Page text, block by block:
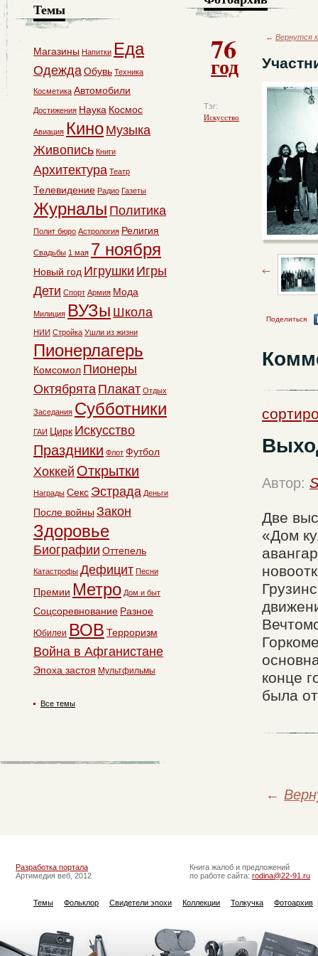
76
год
Тэг:
Искусство
← Вернутся
Поделиться
Автор:
Две
«Дом
конце
была
←
Темы
Магазины Напитки Еда
ОдеждаОбувь Техника
Косметика Автомобили
Достижения Наука Космос
Авиация Кино Музыка
Живопись Книги
Архитектура Театр
Телевидение Радио Газеты
Журналы Политика
Полит бюро Астрология Религия
Свадьбы 1 мая 7 ноября
Новый год Игрушки Игры
Дети Спорт Армия Мода
Милиция ВУЗы Школа
НИИ Стройка Ушли из жизни
Пионерлагерь
Комсомол Пионеры
Октябрята Плакат Отдых
Заседания Субботники
ГАИ Цирк Искусство
Праздники Флот Футбол
Хоккей Открытки
Награды Секс Эстрада Деньги
После войны Закон
Здоровье
Биографии Оттепель
Катастрофы Дефицит Песни
Премии Метро Дом и быт
Соцсоревнование Разное
Юбилеи ВОВ Терроризм
Война в Афганистане
Эпоха застоя Мультфильмы
Все темы
Разработка портала
Артимедия веб, 2012
Книга жалоб и предложений
по работе сайта: rodina@22-91.ru
Темы Фольклор Свидетели эпохи Коллекции Толкучка Фотоархив